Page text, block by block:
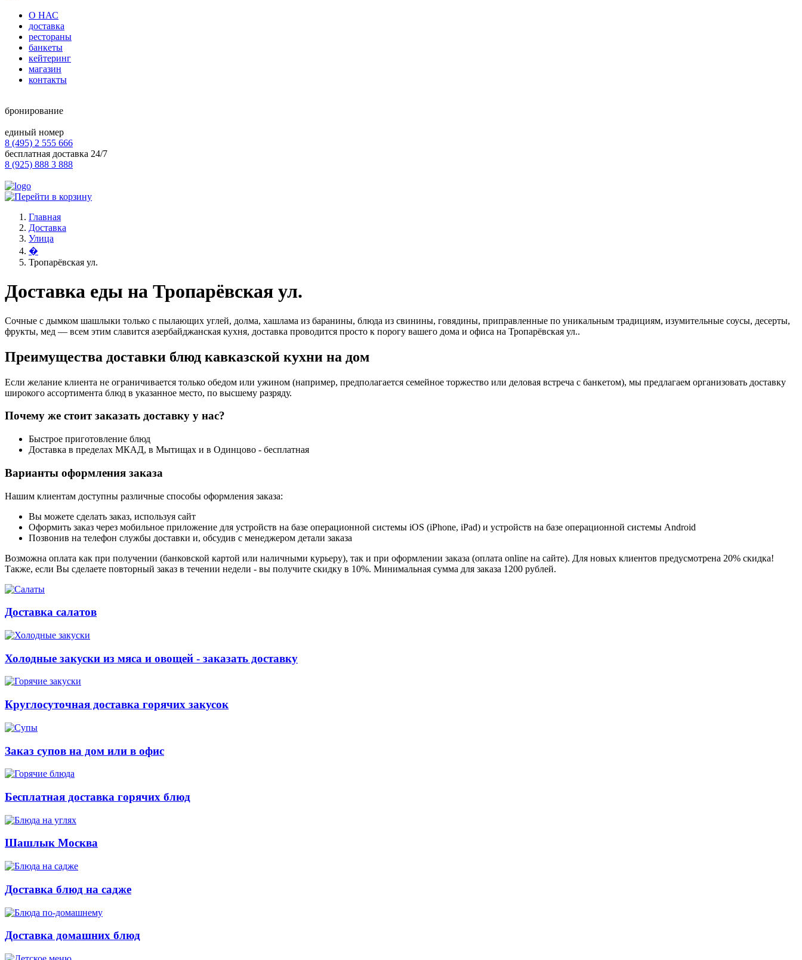
О НАС
доставка
рестораны
банкеты
кейтеринг
магазин
контакты
бронирование
единый номер
8 (495) 2 555 666
бесплатная доставка 24/7
8 (925) 888 3 888
Главная
Доставка
Улица
�
Тропарёвская ул.
Доставка еды на Тропарёвская ул.
Сочные с дымком шашлыки только с пылающих углей, долма, хашлама из баранины, блюда из свинины, говядины, приправленные по уникальным традициям, изумительные соусы, десерты,
фрукты, мед — всем этим славится азербайджанская кухня, доставка проводится просто к порогу вашего дома и офиса на Тропарёвская ул..
Преимущества доставки блюд кавказской кухни на дом
Если желание клиента не ограничивается только обедом или ужином (например, предполагается семейное торжество или деловая встреча с банкетом), мы предлагаем организовать доставку
широкого ассортимента блюд в указанное место, по высшему разряду.
Почему же стоит заказать доставку у нас?
Быстрое приготовление блюд
Доставка в пределах МКАД, в Мытищах и в Одинцово - бесплатная
Варианты оформления заказа
Нашим клиентам доступны различные способы оформления заказа:
Вы можете сделать заказ, используя сайт
Оформить заказ через мобильное приложение для устройств на базе операционной системы iOS (iPhone, iPad) и устройств на базе операционной системы Android
Позвонив на телефон службы доставки и, обсудив с менеджером детали заказа
Возможна оплата как при получении (банковской картой или наличными курьеру), так и при оформлении заказа (оплата online на сайте). Для новых клиентов предусмотрена 20% скидка!
Также, если Вы сделаете повторный заказ в течении недели - вы получите скидку в 10%. Минимальная сумма для заказа 1200 рублей.
Доставка салатов
Холодные закуски из мяса и овощей - заказать доставку
Круглосуточная доставка горячих закусок
Заказ супов на дом или в офис
Бесплатная доставка горячих блюд
Шашлык Москва
Доставка блюд на садже
Доставка домашних блюд